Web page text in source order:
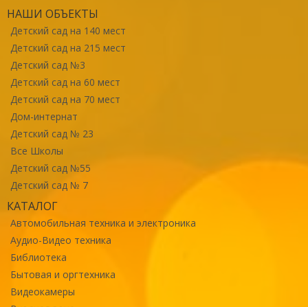
НАШИ ОБЪЕКТЫ
Детский сад на 140 мест
Детский сад на 215 мест
Детский сад №3
Детский сад на 60 мест
Детский сад на 70 мест
Дом-интернат
Детский сад № 23
Все Школы
Детский сад №55
Детский сад № 7
КАТАЛОГ
Автомобильная техника и электроника
Аудио-Видео техника
Библиотека
Бытовая и оргтехника
Видеокамеры